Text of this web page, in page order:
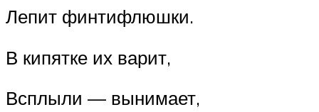
Лепит финтифлюшки.
В кипятке их варит,
Всплыли — вынимает,